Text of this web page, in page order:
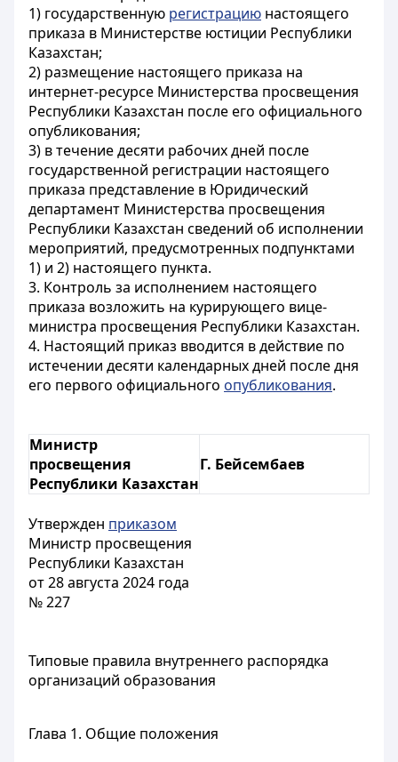
1) государственную регистрацию настоящего
приказа в Министерстве юстиции Республики
Казахстан;
2) размещение настоящего приказа на
интернет-ресурсе Министерства просвещения
Республики Казахстан после его официального
опубликования;
3) в течение десяти рабочих дней после
государственной регистрации настоящего
приказа представление в Юридический
департамент Министерства просвещения
Республики Казахстан сведений об исполнении
мероприятий, предусмотренных подпунктами
1) и 2) настоящего пункта.
3. Контроль за исполнением настоящего
приказа возложить на курирующего вице-
министра просвещения Республики Казахстан.
4. Настоящий приказ вводится в действие по
истечении десяти календарных дней после дня
его первого официального опубликования.
Министр
просвещения
Республики Казахстан
Г. Бейсембаев
Утвержден приказом
Министр просвещения
Республики Казахстан
от 28 августа 2024 года
№ 227
Типовые правила внутреннего распорядка
организаций образования
Глава 1. Общие положения